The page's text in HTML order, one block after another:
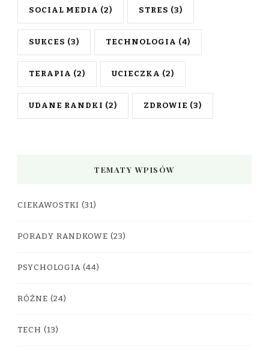
SOCIAL MEDIA (2) STRES (3)
SUKCES (3) TECHNOLOGIA (4)
TERAPIA (2) UCIECZKA (2)
UDANE RANDKI (2) ZDROWIE (3)
TEMATY WPISÓW
CIEKAWOSTKI (31)
PORADY RANDKOWE (23)
PSYCHOLOGIA (44)
RÓŻNE (24)
TECH (13)